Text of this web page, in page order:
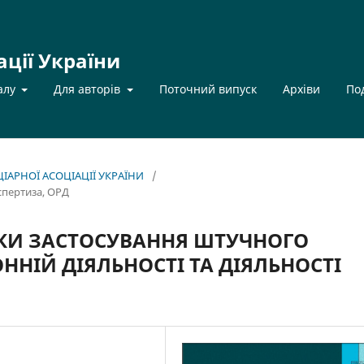
України
Для авторів Поточний випуск Архіви
АСОЦІАЦІЇ УКРАЇНИ
/
ОРД
ЗАСТОСУВАННЯ ШТУЧНОГО
ДІЯЛЬНОСТІ ТА ДІЯЛЬНОСТІ